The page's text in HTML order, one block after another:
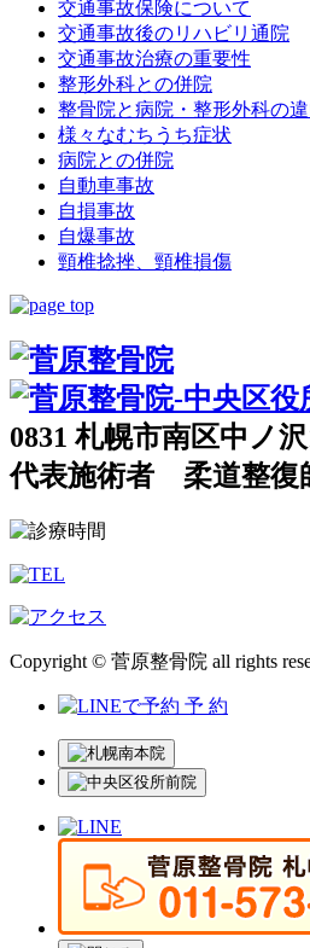
交通事故保険について
交通事故後のリハビリ通院
交通事故治療の重要性
整形外科との併院
整骨院と病院・整形外科の
様々なむちうち症状
病院との併院
自動車事故
自損事故
自爆事故
頸椎捻挫、頸椎損傷
0831 札幌市南区中ノ
代表施術者 柔道整
Copyright © 菅原整骨院 all rights
予 約